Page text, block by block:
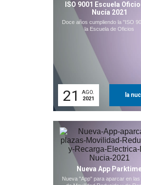
ISO 9001 Escuela
Nucía 2021
Doce años cumpliendo la "ISO
la Escuela de Oficios
21
AGO.
2021
la
Nueva App
Nueva "App" para aparcar en las